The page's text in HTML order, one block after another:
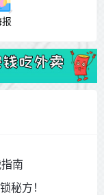
南
秘方！